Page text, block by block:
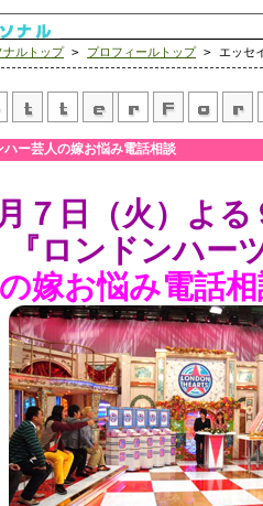
ナルトップ> プロフィールトップ> エッセ
ー芸人の嫁お悩み電話相談
７日（火）よ
『ロンドンハー
嫁お悩み電話